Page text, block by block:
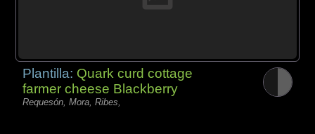
Plantilla: Quark curd cottage
farmer cheese Blackberry
Requesón, Mora, Ribes,